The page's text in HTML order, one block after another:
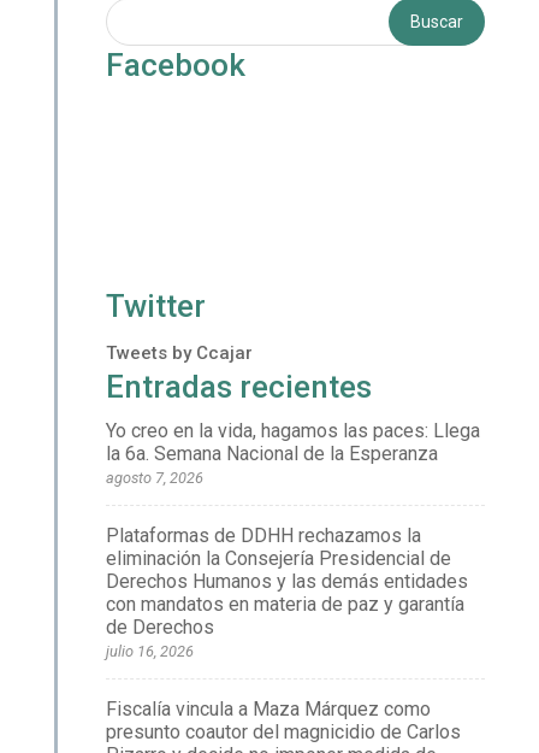
Facebook
Twitter
Tweets by Ccajar
Entradas recientes
Yo creo en la vida, hagamos las paces: Llega
la 6a. Semana Nacional de la Esperanza
agosto 7, 2026
Plataformas de DDHH rechazamos la
eliminación la Consejería Presidencial de
Derechos Humanos y las demás entidades
con mandatos en materia de paz y garantía
de Derechos
julio 16, 2026
Fiscalía vincula a Maza Márquez como
presunto coautor del magnicidio de Carlos